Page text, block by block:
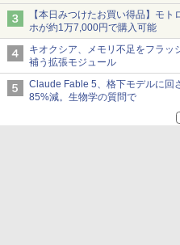
【本日みつけたお買い得品】モト
ホが約1万7,000円で購入可能
キオクシア、メモリ不足をフラッ
補う拡張モジュール
Claude Fable 5、格下モデルに回
85%減。生物学の質問で